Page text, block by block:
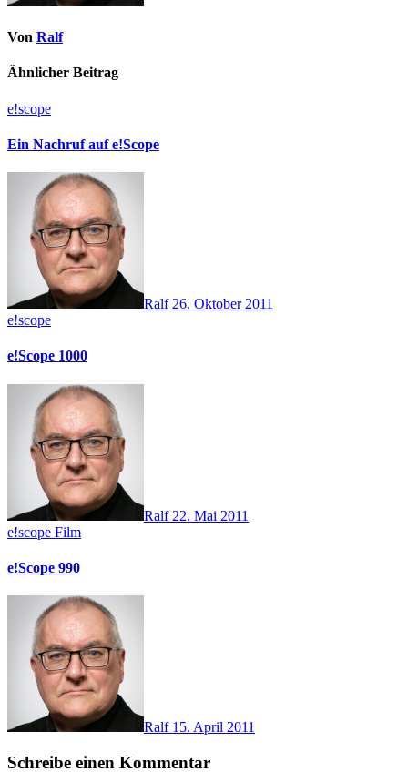
Von Ralf
Ähnlicher Beitrag
e!scope
Ein Nachruf auf e!Scope
Ralf 26. Oktober 2011
e!scope
e!Scope 1000
Ralf 22. Mai 2011
e!scope Film
e!Scope 990
Ralf 15. April 2011
Schreibe einen Kommentar